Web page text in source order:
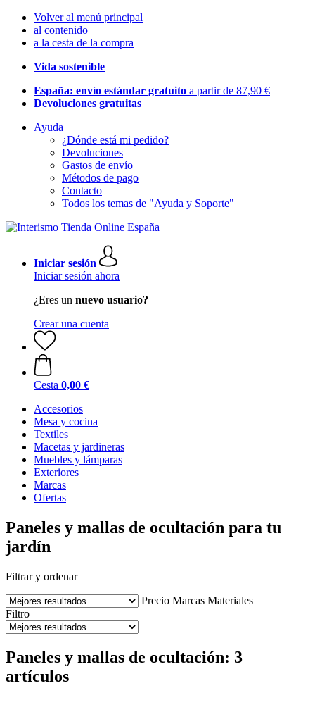
Volver al menú principal
al contenido
a la cesta de la compra
Vida sostenible
España: envío estándar gratuito a partir de 87,90 €
Devoluciones gratuitas
Ayuda
¿Dónde está mi pedido?
Devoluciones
Gastos de envío
Métodos de pago
Contacto
Todos los temas de "Ayuda y Soporte"
Iniciar sesión
Iniciar sesión ahora
¿Eres un nuevo usuario?
Crear una cuenta
Cesta 0,00 €
Accesorios
Mesa y cocina
Textiles
Macetas y jardineras
Muebles y lámparas
Exteriores
Marcas
Ofertas
Paneles y mallas de ocultación para tu
jardín
Filtrar y ordenar
Precio Marcas Materiales
Filtro
Paneles y mallas de ocultación: 3
artículos